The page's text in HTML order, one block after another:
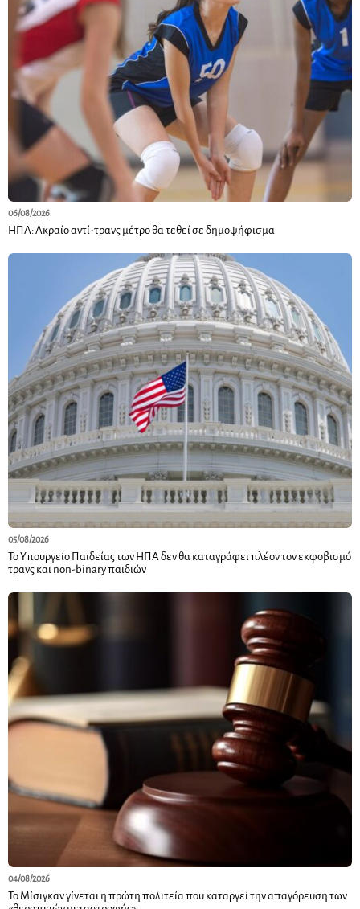
06/08/2026
ΗΠΑ: Ακραίο αντί-τρανς μέτρο θα τεθεί σε δημοψήφισμα
05/08/2026
Το Υπουργείο Παιδείας των ΗΠΑ δεν θα καταγράφει πλέον τον εκφοβισμό
τρανς και non-binary παιδιών
04/08/2026
Το Μίσιγκαν γίνεται η πρώτη πολιτεία που καταργεί την απαγόρευση των